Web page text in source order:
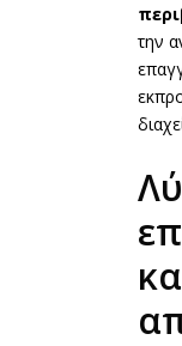
την